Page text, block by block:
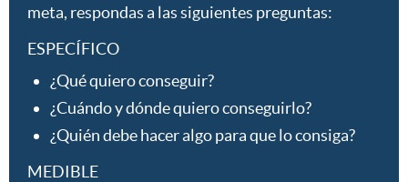
meta, respondas a las siguientes preguntas:
ESPECÍFICO
¿Qué quiero conseguir?
¿Cuándo y dónde quiero conseguirlo?
¿Quién debe hacer algo para que lo consiga?
MEDIBLE